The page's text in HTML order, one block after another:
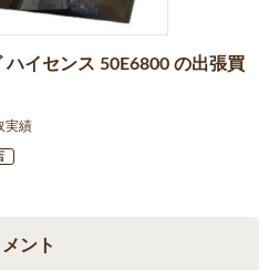
イセンス 50E6800 の出張買
実績
ント